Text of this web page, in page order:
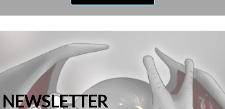
NEWSLETTER